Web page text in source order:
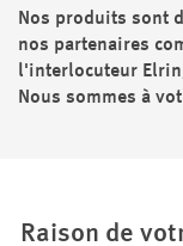
Nos produits sont
nos partenaires
l'interlocuteur
Nous sommes à
Raison de